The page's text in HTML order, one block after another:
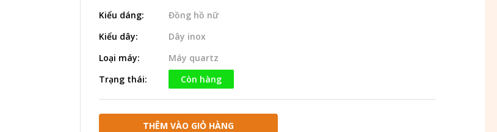
Kiểu dáng:
Đồng hồ nữ
Kiểu dây:
Dây inox
Loại máy:
Máy quartz
Trạng thái:
Còn hàng
THÊM VÀO GIỎ HÀNG